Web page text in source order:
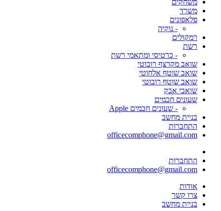
משחקים
משרד
פלאפונים
- נוקיה
רמקולים
רשת
- כרטיסי ומתאמי רשת
שואב מקרצף רובוטי
שואב שוטף אלחוטי
שואב שוטף רובוטי
שואבי אבק
שעונים חכמים
- שעונים חכמים Apple
בניית מחשב
התחברות
officecomphone@gmail.com
התחברות
officecomphone@gmail.com
אודות
צרו קשר
בניית מחשב